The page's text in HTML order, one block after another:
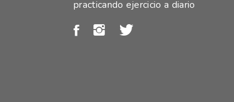
practicando ejercicio a diario